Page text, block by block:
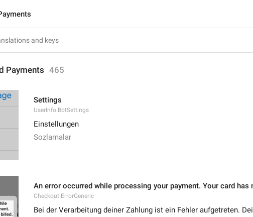
Payments 465
Settings
UserInfo.BotSettings
Einstellungen
Sozlamalar
An error occurred while processing your payment. Your card has
Checkout.ErrorGeneric
Bei der Verarbeitung deiner Zahlung ist ein Fehler aufgetreten.